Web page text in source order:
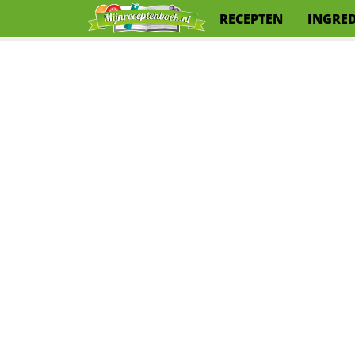
RECEPTEN